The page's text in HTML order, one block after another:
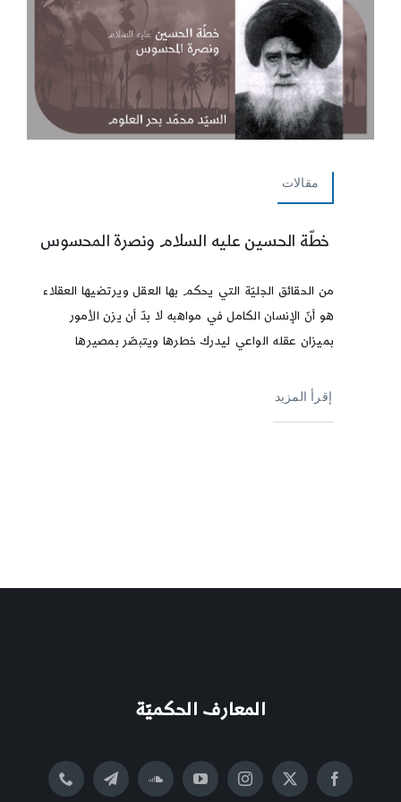
مقالات
خطّة الحسين عليه السلام ونصرة المحسوس
من الحقائق الجليّة التي يحكم بها العقل ويرتضيها العقلاء
هو أنّ الإنسان الكامل في مواهبه لا بدّ أن يزن الأمور
بميزان عقله الواعي ليدرك خطرها ويتبصّر بمصيرها
إقرأ المزيد
المعارف الحكميّة